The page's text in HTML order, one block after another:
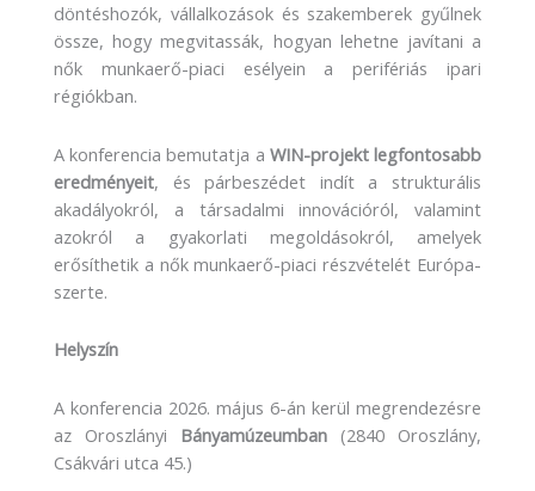
döntéshozók, vállalkozások és szakemberek gyűlnek
össze, hogy megvitassák, hogyan lehetne javítani a
nők munkaerő-piaci esélyein a perifériás ipari
régiókban.
A konferencia bemutatja a WIN-projekt legfontosabb
eredményeit, és párbeszédet indít a strukturális
akadályokról, a társadalmi innovációról, valamint
azokról a gyakorlati megoldásokról, amelyek
erősíthetik a nők munkaerő-piaci részvételét Európa-
szerte.
Helyszín
A konferencia 2026. május 6-án kerül megrendezésre
az Oroszlányi Bányamúzeumban (2840 Oroszlány,
Csákvári utca 45.)